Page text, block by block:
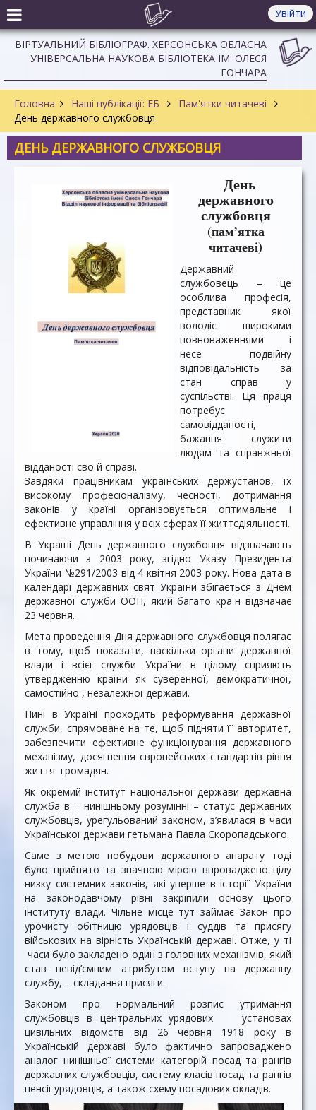
Увійти
ВІРТУАЛЬНИЙ БІБЛІОГРАФ. ХЕРСОНСЬКА ОБЛАСНА
УНІВЕРСАЛЬНА НАУКОВА БІБЛІОТЕКА ІМ. ОЛЕСЯ
ГОНЧАРА
Головна Наші публікації: ЕБ
Пам'ятки читачеві
День державного службовця
ДЕНЬ ДЕРЖАВНОГО СЛУЖБОВЦЯ
День
державного
службовця
(пам’ятка
читачеві)
Державний
службовець – це
особлива професія,
представник якої
володіє широкими
повноваженнями і
несе подвійну
відповідальність за
стан справ у
суспільстві. Ця праця
потребує
самовідданості,
бажання служити
людям та справжньої
відданості своїй справі.
Завдяки працівникам українських держустанов, їх
високому професіоналізму, чесності, дотримання
законів у країні організовується оптимальне і
ефективне управління у всіх сферах її життєдіяльності.
В Україні День державного службовця відзначають
починаючи з 2003 року, згідно Указу Президента
України №291/2003 від 4 квітня 2003 року. Нова дата в
календарі державних свят України збігається з Днем
державної служби ООН, який багато країн відзначає
23 червня.
Мета проведення Дня державного службовця полягає
в тому, щоб показати, наскільки органи державної
влади і всієї служби України в цілому сприяють
утвердженню країни як суверенної, демократичної,
самостійної, незалежної держави.
Нині в Україні проходить реформування державної
служби, спрямоване на те, щоб підняти її авторитет,
забезпечити ефективне функціонування державного
механізму, досягнення європейських стандартів рівня
життя громадян.
Як окремий інститут національної держави державна
служба в її нинішньому розумінні – статус державних
службовців, урегульований законом, з’явилася в часи
Української держави гетьмана Павла Скоропадського.
Саме з метою побудови державного апарату тоді
було прийнято та значною мірою впроваджено цілу
низку системних законів, які уперше в історії України
на законодавчому рівні закріпили основу цього
інституту влади. Чільне місце тут займає Закон про
урочисту обітницю урядовців і суддів та присягу
військових на вірність Українській державі. Отже, у ті
часи було закладено один з головних механізмів, який
став невід’ємним атрибутом вступу на державну
службу, – складання присяги.
Законом про нормальний розпис утримання
службовців в центральних урядових установах
цивільних відомств від 26 червня 1918 року в
Українській державі було фактично запроваджено
аналог нинішньої системи категорій посад та рангів
державних службовців, систему класів посад та рангів
пенсії урядовців, а також схему посадових окладів.